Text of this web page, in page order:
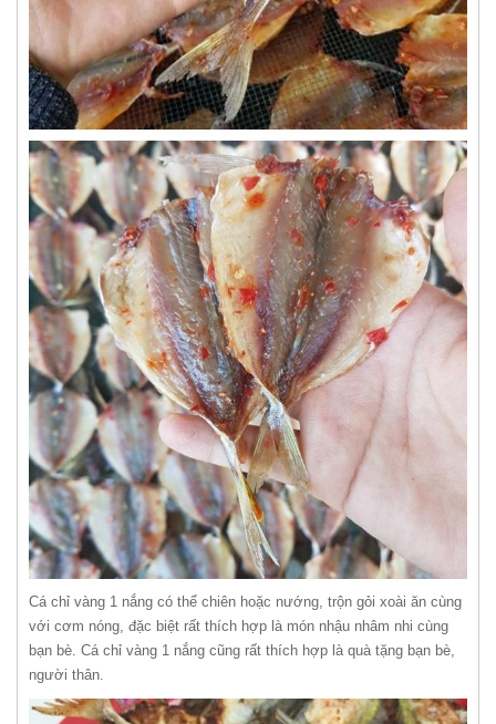
Cá chỉ vàng 1 nắng có thể chiên hoặc nướng, trộn gỏi xoài ăn cùng
với cơm nóng, đặc biệt rất thích hợp là món nhậu nhâm nhi cùng
bạn bè. Cá chỉ vàng 1 nắng cũng rất thích hợp là quà tặng bạn bè,
người thân.